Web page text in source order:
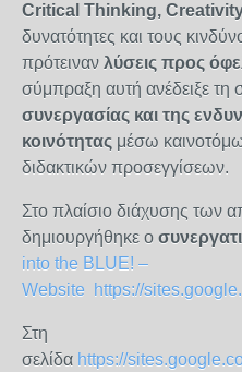
Critical Thinking,
δυνατότητες και τους
πρότειναν λύσεις προς
σύμπραξη αυτή ανέδειξε τη
συνεργασίας και της
κοινότητας μέσω
διδακτικών προσεγγίσεων.
Στο πλαίσιο διάχυσης των
δημιουργήθηκε ο
into the BLUE! –
Website
https://
Στη
σελίδα https://